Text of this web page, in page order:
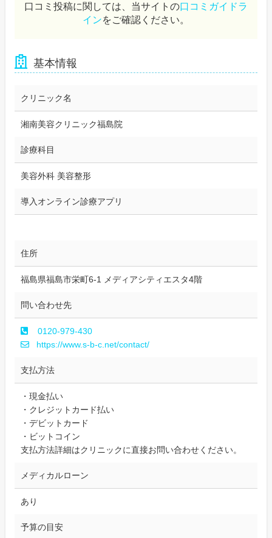
口コミ投稿に関しては、当サイトの口コミガイドラ
インをご確認ください。
基本情報
クリニック名
湘南美容クリニック福島院
診療科目
美容外科 美容整形
導入オンライン診療アプリ
住所
福島県福島市栄町6-1 メディアシティエスタ4階
問い合わせ先
0120-979-430
https://www.s-b-c.net/contact/
支払方法
・現金払い
・クレジットカード払い
・デビットカード
・ビットコイン
支払方法詳細はクリニックに直接お問い合わせください。
メディカルローン
あり
予算の目安